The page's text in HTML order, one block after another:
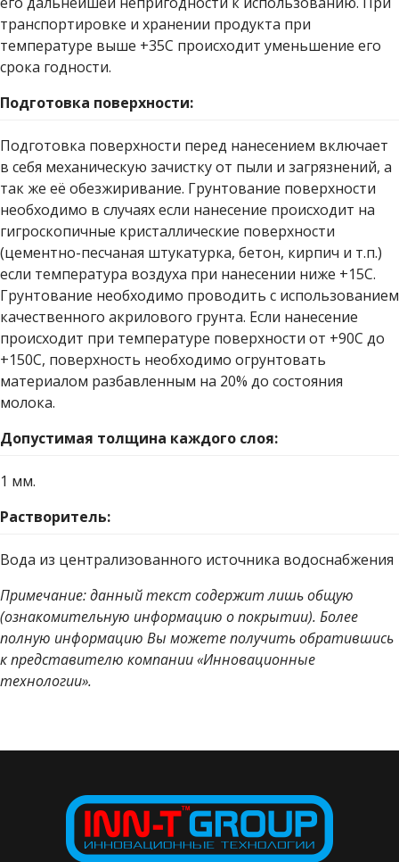
транспортировке и хранении продукта при
температуре выше +35С происходит уменьшение его
срока годности.
Подготовка поверхности:
Подготовка поверхности перед нанесением включает
в себя механическую зачистку от пыли и загрязнений, а
так же её обезжиривание. Грунтование поверхности
необходимо в случаях если нанесение происходит на
гигроскопичные кристаллические поверхности
(цементно-песчаная штукатурка, бетон, кирпич и т.п.)
если температура воздуха при нанесении ниже +15С.
Грунтование необходимо проводить с использованием
качественного акрилового грунта. Если нанесение
происходит при температуре поверхности от +90С до
+150С, поверхность необходимо огрунтовать
материалом разбавленным на 20% до состояния
молока.
Допустимая толщина каждого слоя:
1 мм.
Растворитель:
Вода из централизованного источника водоснабжения
Примечание: данный текст содержит лишь общую
(ознакомительную информацию о покрытии). Более
полную информацию Вы можете получить обратившись
к представителю компании «Инновационные
технологии».